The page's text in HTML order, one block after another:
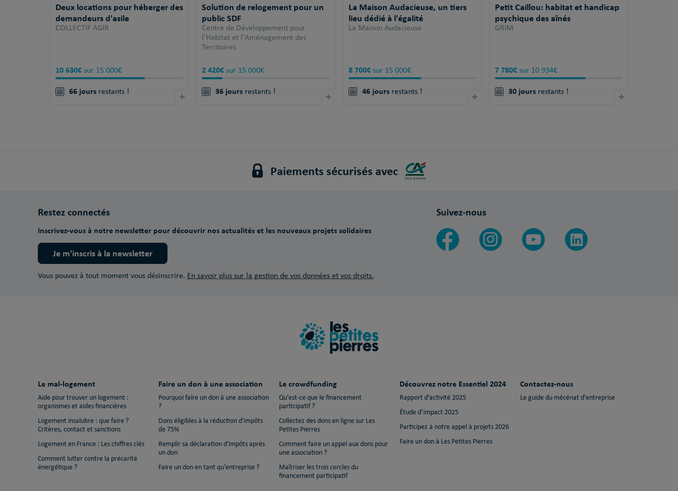
Deux locations pour héberger des
demandeurs d'asile
COLLECTIF AGIR
10 630€ sur 15 000€
66 jours restants ! +
Solution de relogement pour un
public SDF
Centre de Développement pour
l'Habitat et l'Aménagement des
Territoires
2 420€ sur 15 000€
36 jours restants ! +
La Maison Audacieuse, un tiers
lieu dédié à l'égalité
La Maison Audacieuse
8 700€sur 15 000€
46 joursrestants ! +
Petit Caillou: habitat et handicap
psychique des aînés
GRIM
7 780€sur 10 934€
30 joursrestants ! +
Paiements sécurisés avec
Restez connectés
Inscrivez-vous à notre newsletter pour découvrir nos actualités et les nouveaux projets solidaires
Je m'inscris à la newsletter
Vous pouvez à tout moment vous désinscrire. En savoir plus sur la gestion de vos données et vos droits.
Suivez-nous
Le mal-logement
Aide pour trouver un logement :
organismes et aides financières
Logement insalubre : que faire ?
Critères, contact et sanctions
Logement en France : Les chiffres clés
Comment lutter contre la précarité
énergétique ?
Faire un don à une association
Pourquoi faire un don à une association
?
Dons éligibles à la réduction d'impôts
de 75%
Remplir sa déclaration d'impôts après
un don
Faire un don en tant qu’entreprise ?
Le crowdfunding
Qu’est-ce que le financement
participatif ?
Collectez des dons en ligne sur Les
Petites Pierres
Comment faire un appel aux dons pour
une association ?
Maîtriser les trois cercles du
financement participatif
Découvrez notre Essentiel 2024
Rapport d’activité 2025
Étude d’impact 2025
Participez à notre appel à projets 2026
Faire un don à Les Petites Pierres
Contactez-nous
Le guide du mécénat d’entreprise